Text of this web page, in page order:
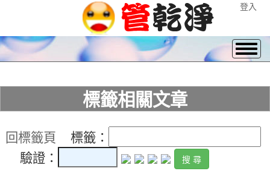
登入
標籤相關文章
回標籤頁 標籤：
驗證：